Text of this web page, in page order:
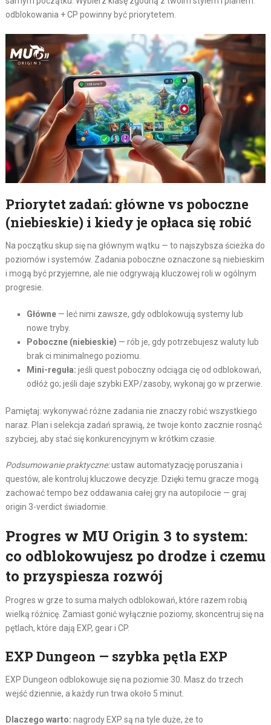
odblokowania + CP powinny być priorytetem.
Priorytet zadań: główne vs poboczne
(niebieskie) i kiedy je opłaca się robić
Na początku skup się na głównym wątku — to najszybsza ścieżka do
poziomów i systemów. Zadania poboczne oznaczone są niebieskim
i mogą być przyjemne, ale nie odgrywają kluczowej roli w ogólnym
progresie.
Główne— leć nimi zawsze, gdy odblokowują systemy lub
nowe tryby.
Poboczne (niebieskie) — rób je, gdy potrzebujesz waluty lub
brak ci minimalnego poziomu.
Mini-reguła: jeśli quest poboczny odciąga cię od odblokowań,
odłóż go; jeśli daje szybki EXP/zasoby, wykonaj go w przerwie.
Pamiętaj: wykonywać różne zadania nie znaczy robić wszystkiego
naraz. Plan i selekcja zadań sprawią, że twoje konto zacznie rosnąć
szybciej, aby stać się konkurencyjnym w krótkim czasie.
Podsumowanie praktyczne:ustaw automatyzację poruszania i
questów, ale kontroluj kluczowe decyzje. Dzięki temu gracze mogą
zachować tempo bez oddawania całej gry na autopilocie — graj
origin 3-verdict świadomie.
Progres w MU Origin 3 to system:
co odblokowujesz po drodze i czemu
to przyspiesza rozwój
Progres w grze to suma małych odblokowań, które razem robią
wielką różnicę. Zamiast gonić wyłącznie poziomy, skoncentruj się na
pętlach, które dają EXP, gear i CP.
EXP Dungeon — szybka pętla EXP
EXP Dungeon odblokowuje się na poziomie 30. Masz do trzech
wejść dziennie, a każdy run trwa około 5 minut.
Dlaczego warto: nagrody EXP są na tyle duże, że to